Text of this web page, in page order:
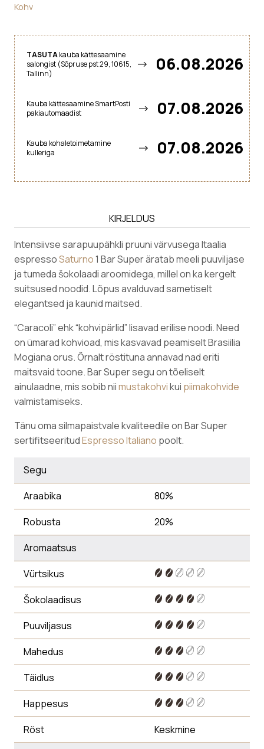
Kohv
TASUTAkauba kättesaamine
salongist (Sõpruse pst 29, 10615,
Tallinn)
06.08.2026
Kauba kättesaamine SmartPosti
pakiautomaadist
07.08.2026
Kauba kohaletoimetamine
kulleriga
07.08.2026
KIRJELDUS
Intensiivse sarapuupähkli pruuni värvusega Itaalia
espressoSaturno1 Bar Super äratab meeli puuviljase
ja tumeda šokolaadi aroomidega, millel on ka kergelt
suitsused noodid. Lõpus avalduvad sametiselt
elegantsed ja kaunid maitsed.
“Caracoli” ehk “kohvipärlid” lisavad erilise noodi. Need
on ümarad kohvioad, mis kasvavad peamiselt Brasiilia
Mogiana orus. Õrnalt röstituna annavad nad eriti
maitsvaid toone. Bar Super segu on tõeliselt
ainulaadne, mis sobib niimustakohvikui piimakohvide
valmistamiseks.
Tänu oma silmapaistvale kvaliteedile on Bar Super
sertifitseeritudEspresso Italiano poolt.
Segu
Araabika
80%
Robusta
20%
Aromaatsus
Vürtsikus
Šokolaadisus
Puuviljasus
Mahedus
Täidlus
Happesus
Röst
Keskmine